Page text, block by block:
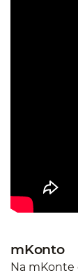
mKonto
Na mKonte